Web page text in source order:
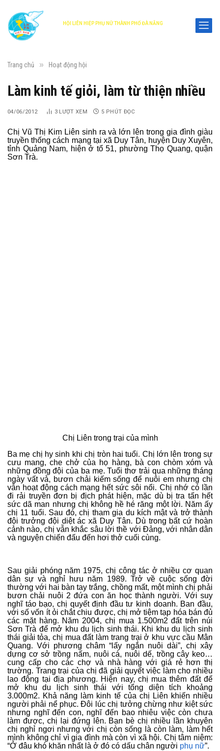
HỘI LIÊN HIỆP PHỤ NỮ THÀNH PHỐ ĐÀ NẴNG
Trang chủ » Hoạt động hội
Làm kinh tế giỏi, làm từ thiện nhiều
04/06/2012 3 LƯỢT XEM 5 PHÚT ĐỌC
Chị Vũ Thị Kim Liên sinh ra và lớn lên trong gia đình giàu
truyền thống cách mạng tại xã Duy Tân, huyện Duy Xuyên,
tỉnh Quảng Nam, hiện ở tổ 51, phường Thọ Quang, quận
Sơn Trà.
Chị Liên trong trại của mình
Ba mẹ chị hy sinh khi chị tròn hai tuổi. Chị lớn lên trong sự
cưu mang, che chở của họ hàng, bà con chòm xóm và
những đồng đội của ba mẹ. Tuổi thơ trải qua những tháng
ngày vất vả, bươn chải kiếm sống để nuôi em nhưng chị
vẫn hoạt động cách mạng hết sức sôi nổi. Chị nhớ có lần
đi rải truyền đơn bị địch phát hiện, mặc dù bị tra tấn hết
sức dã man nhưng chị không hề hé răng một lời. Năm ấy
chị 11 tuổi. Sau đó, chị tham gia du kích mật và trở thành
đội trưởng đội diệt ác xã Duy Tân. Dù trong bất cứ hoàn
cảnh nào, chị vẫn khắc sâu lời thề với Đảng, với nhân dân
và nguyện chiến đấu đến hơi thở cuối cùng.
Sau giải phóng năm 1975, chị công tác ở nhiều cơ quan
dân sự và nghỉ hưu năm 1989. Trở về cuộc sống đời
thường với hai bàn tay trắng, chồng mất, một mình chị phải
bươn chải nuôi 2 đứa con ăn học thành người. Với suy
nghĩ táo bạo, chị quyết định đầu tư kinh doanh. Ban đầu,
với số vốn ít ỏi chắt chiu được, chị mở tiệm tạp hóa bán đủ
các mặt hàng. Năm 2004, chị mua 1.500m2 đất trên núi
Sơn Trà để mở khu du lịch sinh thái. Khi khu du lịch sinh
thái giải tỏa, chị mua đất làm trang trại ở khu vực cầu Mân
Quang. Với phương châm “lấy ngắn nuôi dài”, chị xây
dựng cơ sở trồng nấm, nuôi cá, nuôi dế, trồng cây keo…
cung cấp cho các chợ và nhà hàng với giá rẻ hơn thị
trường. Trang trại của chị đã giải quyết việc làm cho nhiều
lao động tại địa phương. Hiện nay, chị mua thêm đất để
mở khu du lịch sinh thái với tổng diện tích khoảng
3.000m2. Khả năng làm kinh tế của chị Liên khiến nhiều
người phải nể phục. Đôi lúc chị tưởng chừng như kiệt sức
nhưng nghĩ đến con, nghĩ đến bao nhiêu việc còn chưa
làm được, chị lại đứng lên. Bạn bè chị nhiều lần khuyên
chị nghỉ ngơi nhưng với chị còn sống là còn làm, làm hết
mình không chỉ vì gia đình mà còn vì xã hội. Chị tâm niệm:
“Ở đâu khó khăn nhất là ở đó có dấu chân người phụ nữ”.